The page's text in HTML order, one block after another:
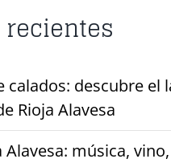
calados: descubre el
Rioja Alavesa
Alavesa: música, vino,